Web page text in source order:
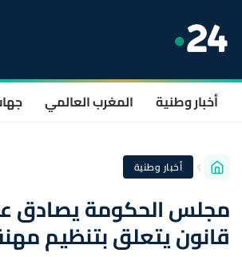
أخبار وطنية المغرب العالمي
أخبار وطنية
مجلس الحكومة يصادق
قانون يتعلق بتنظيم